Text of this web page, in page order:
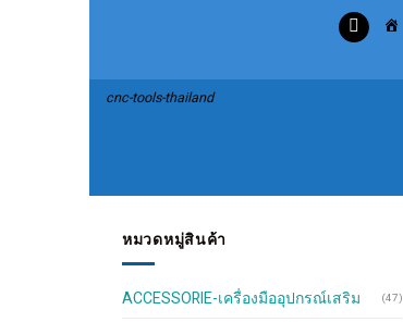
cnc-tools-thailand
หมวดหมู่สินค้า
ACCESSORIE-เครื่องมืออุปกรณ์เสริม (47)